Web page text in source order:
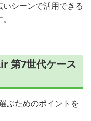
シーンで活用できる
第7世代ケース
ぶためのポイントを